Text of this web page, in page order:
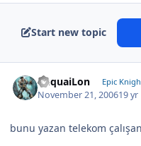
Start new topic
YuquaiLon Epic
November 21, 200619 yr
bunu yazan telekom